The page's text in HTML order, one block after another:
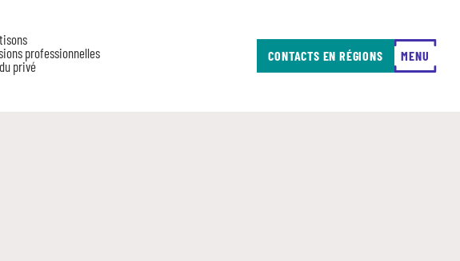
professionnelles
privé
CONTACTS EN RÉGIONS MENU
FERMER